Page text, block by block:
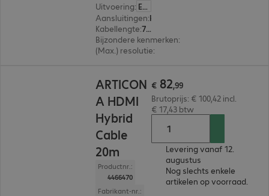
Uitvoering: Europa
Aansluitingen:
Kabellengte: 7,5 m
Bijzondere kenmerken:
(Max.) resolutie:
ARTICON
A HDMI
Hybrid
Cable
20m
Productnr.:
4466470
Fabrikant-nr.:
€ 82,99
Brutoprijs: € 100,42 incl.
€ 17,43 btw
Levering vanaf 12.
augustus
Nog slechts enkele
artikelen op voorraad.